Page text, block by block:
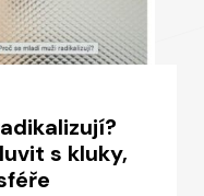
s kluky,